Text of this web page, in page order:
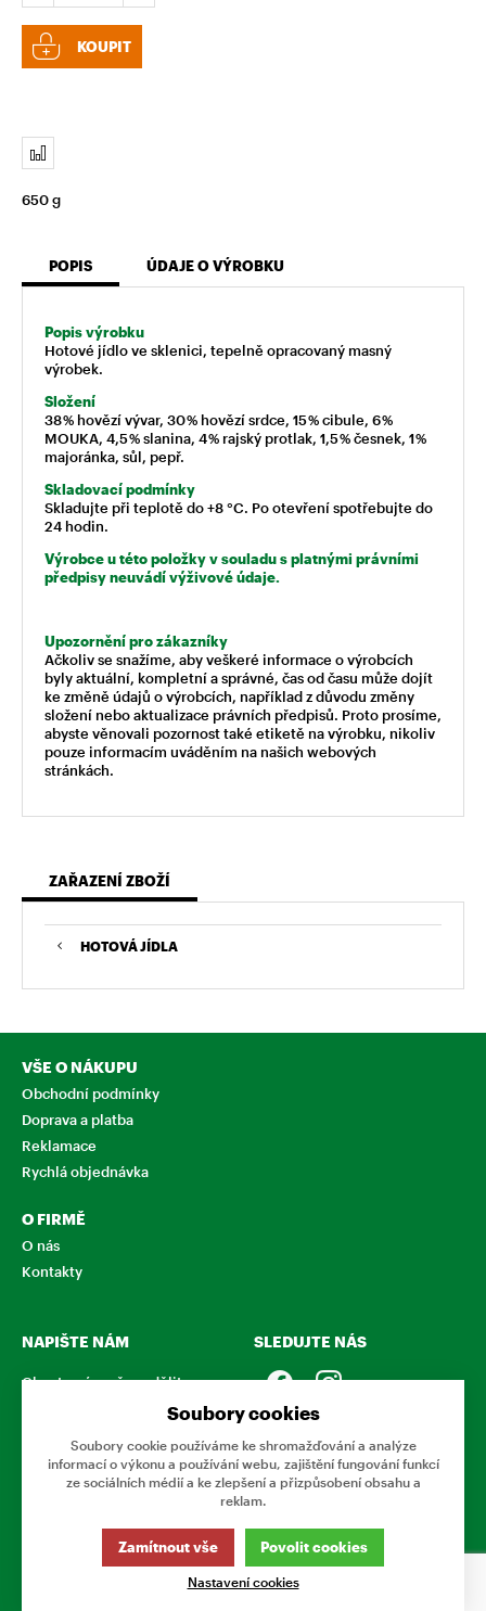
KOUPIT
650 g
POPIS ÚDAJE O VÝROBKU
Popis výrobku
Hotové jídlo ve sklenici, tepelně opracovaný masný
výrobek.
Složení
38 % hovězí vývar, 30 % hovězí srdce, 15 % cibule, 6 %
MOUKA, 4,5 % slanina, 4 % rajský protlak, 1,5 % česnek, 1 %
majoránka, sůl, pepř.
Skladovací podmínky
Skladujte při teplotě do +8 °C. Po otevření spotřebujte do
24 hodin.
Výrobce u této položky v souladu s platnými právními
předpisy neuvádí výživové údaje.
Upozornění pro zákazníky
Ačkoliv se snažíme, aby veškeré informace o výrobcích
byly aktuální, kompletní a správné, čas od času může dojít
ke změně údajů o výrobcích, například z důvodu změny
složení nebo aktualizace právních předpisů. Proto prosíme,
abyste věnovali pozornost také etiketě na výrobku, nikoliv
pouze informacím uváděním na našich webových
stránkách.
ZAŘAZENÍ ZBOŽÍ
HOTOVÁ JÍDLA
VŠE O NÁKUPU
Obchodní podmínky
Doprava a platba
Reklamace
Rychlá objednávka
O FIRMĚ
O nás
Kontakty
NAPIŠTE NÁM
Chcete nám něco sdělit o
shopu? Neváhejte napsat.
CHCI NAPSAT ZPRÁVU
SLEDUJTE NÁS
Tato stránka používá soubory cookies. Klikněte pro více
© 2026 Eshop Podnikovka
Soubory cookies
Soubory cookie používáme ke shromažďování a analýze
informací o výkonu a používání webu, zajištění fungování funkcí
ze sociálních médií a ke zlepšení a přizpůsobení obsahu a
reklam.
Zamítnout vše Povolit cookies
Nastavení cookies